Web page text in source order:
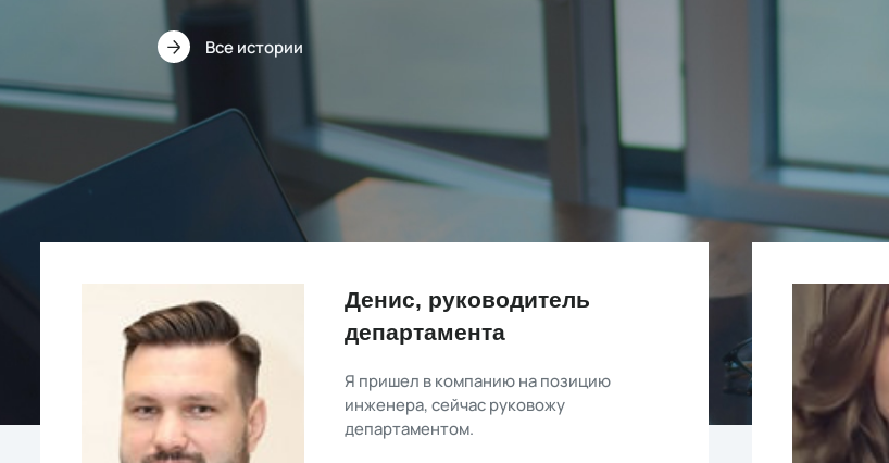
Все истории
Денис, руководитель
департамента
Я пришел в компанию на позицию
инженера, сейчас руковожу
департаментом.